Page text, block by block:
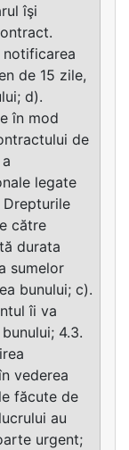
îşi
notificarea
de 15 zile,
d).
în mod
de
legate
Drepturile
către
durata
sumelor
bunului; c).
îi va
4.3.
vederea
făcute de
au
urgent;